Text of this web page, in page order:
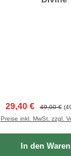
Verkaufspreis:
29,40 € Regulärer
49,00 €
Preise inkl. MwSt. zzgl.
In den